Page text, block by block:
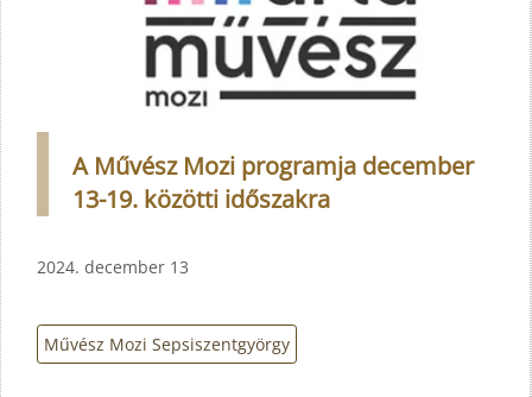
A Művész Mozi programja december
13-19. közötti időszakra
2024. december 13
Művész Mozi Sepsiszentgyörgy